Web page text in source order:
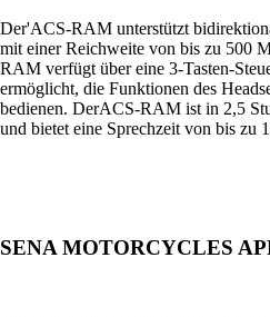
Der'ACS-RAM unterstützt
mit einer Reichweite von bis zu 500
RAM verfügt über eine 3-Tasten-
ermöglicht, die Funktionen des
bedienen. DerACS-RAM ist in 2,5
und bietet eine Sprechzeit von bis zu
SENA MOTORCYCLES